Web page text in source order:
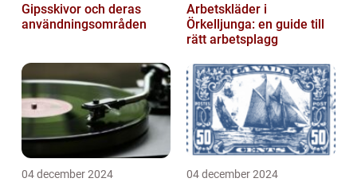
Gipsskivor och deras
användningsområden
Arbetskläder i
Örkelljunga: en guide till
rätt arbetsplagg
04 december 2024 04 december 2024